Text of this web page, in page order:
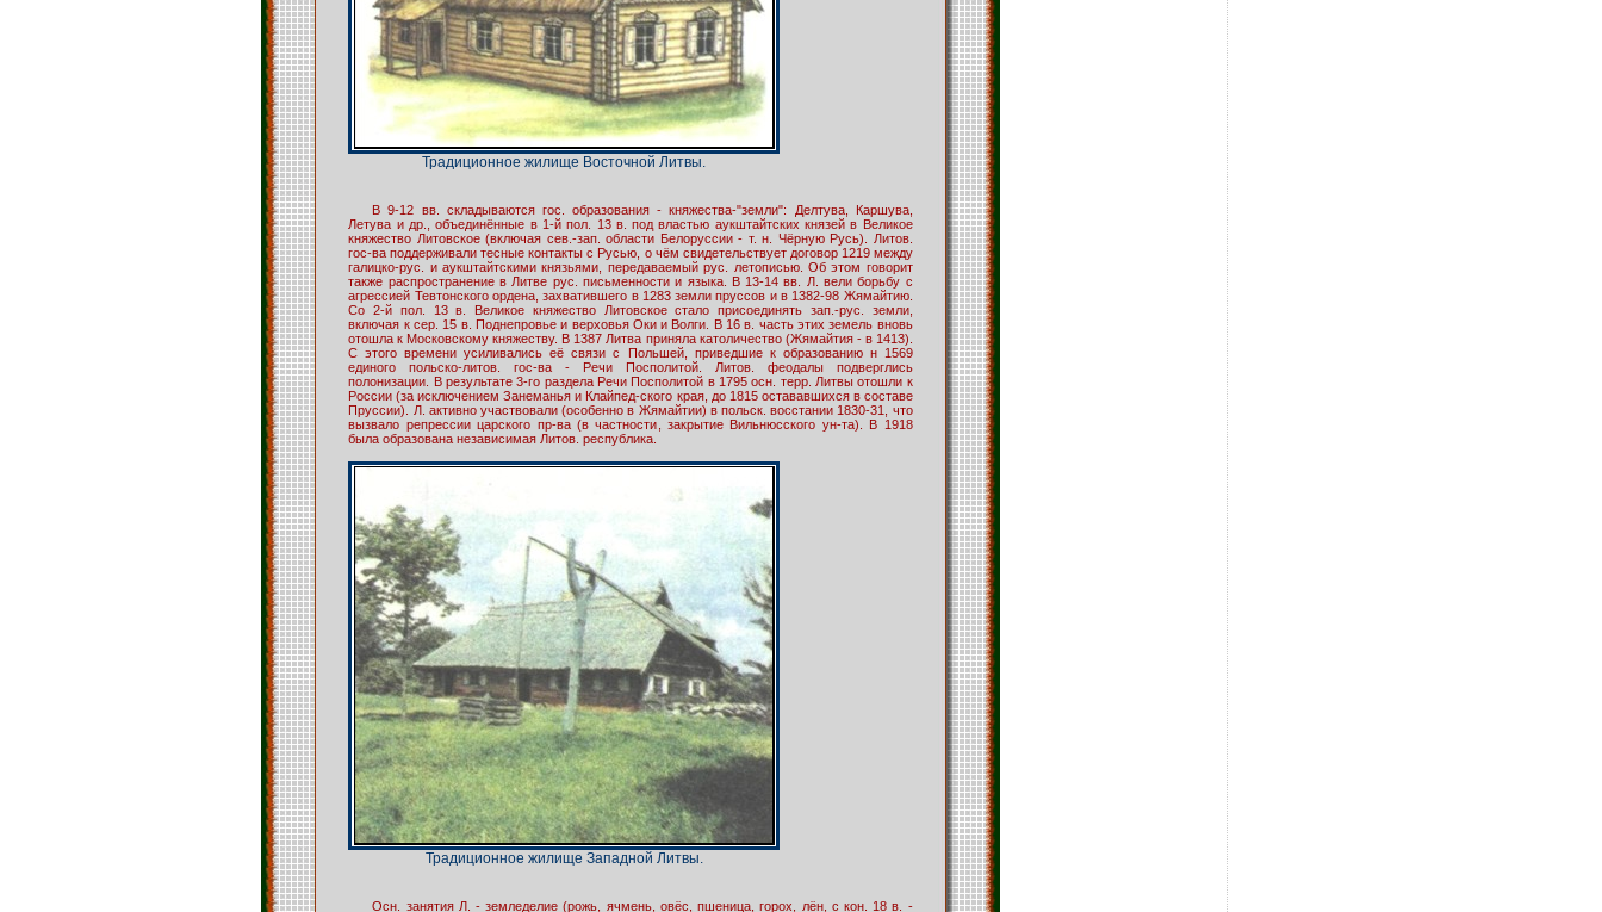
Традиционное жилище Восточной Литвы.
В 9-12 вв. складываются гос. образования - княжества-"земли": Делтува, Каршува,
Летува и др., объединённые в 1-й пол. 13 в. под властью аукштайтских князей в Великое
княжество Литовское (включая сев.-зап. области Белоруссии - т. н. Чёрную Русь). Литов.
гос-ва поддерживали тесные контакты с Русью, о чём свидетельствует договор 1219 между
галицко-рус. и аукштайтскими князьями, передаваемый рус. летописью. Об этом говорит
также распространение в Литве рус. письменности и языка. В 13-14 вв. Л. вели борьбу с
агрессией Тевтонского ордена, захватившего в 1283 земли пруссов и в 1382-98 Жямайтию.
Со 2-й пол. 13 в. Великое княжество Литовское стало присоединять зап.-рус. земли,
включая к сер. 15 в. Поднепровье и верховья Оки и Волги. В 16 в. часть этих земель вновь
отошла к Московскому княжеству. В 1387 Литва приняла католичество (Жямайтия - в 1413).
С этого времени усиливались её связи с Польшей, приведшие к образованию н 1569
единого польско-литов. гос-ва - Речи Посполитой. Литов. феодалы подверглись
полонизации. В результате 3-го раздела Речи Посполитой в 1795 осн. терр. Литвы отошли к
России (за исключением Занеманья и Клайпед-ского края, до 1815 остававшихся в составе
Пруссии). Л. активно участвовали (особенно в Жямайтии) в польск. восстании 1830-31, что
вызвало репрессии царского пр-ва (в частности, закрытие Вильнюсского ун-та). В 1918
была образована независимая Литов. республика.
Традиционное жилище Западной Литвы.
Осн. занятия Л. - земледелие (рожь, ячмень, овёс, пшеница, горох, лён, с кон. 18 в. -